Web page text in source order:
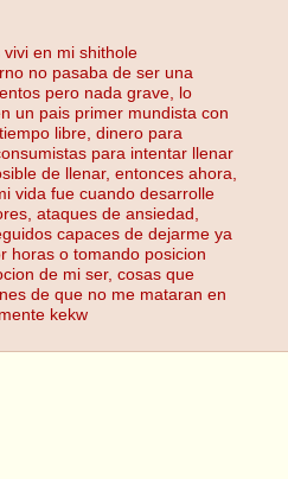
en mi shithole
no pasaba de ser una
pero nada grave, lo
un pais primer mundista con
libre, dinero para
para intentar llenar
de llenar, entonces ahora,
vida fue cuando desarrolle
ataques de ansiedad,
capaces de dejarme ya
horas o tomando posicion
de mi ser, cosas que
de que no me mataran en
kekw